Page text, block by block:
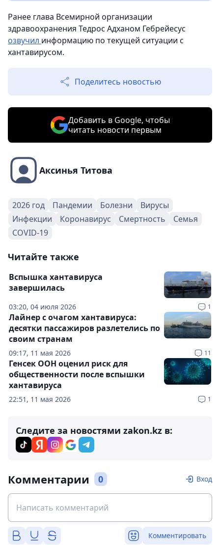
Ранее глава Всемирной организации
здравоохранения Тедрос Адханом Гебрейесус
озвучил информацию по текущей ситуации с
хантавирусом.
Поделитесь новостью
Добавить в Google, чтобы
читать новости первым
Аксинья Титова
2026 год Пандемии Болезни
Вирусы
Инфекции
Коронавирус Смертность
Семья
COVID-19
Читайте также
03:20, 04 июля 2026 1
Вспышка хантавируса
завершилась
09:17, 11 мая 2026 11
Лайнер с очагом хантавируса:
десятки пассажиров разлетелись по
своим странам
22:51, 11 мая 2026 1
Генсек ООН оценил риск для
общественности после вспышки
хантавируса
Следите за новостями zakon.kz в:
Комментарии 0 Вход
Комментировать